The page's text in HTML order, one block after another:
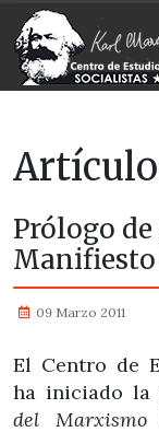
Prólogo
09 Marzo 2011
El Centro de
ha iniciado la
del Marxismo